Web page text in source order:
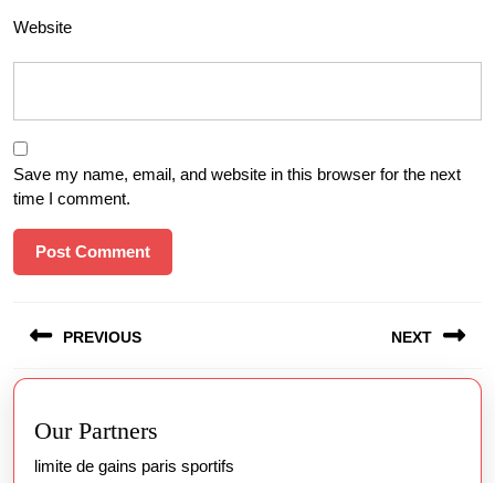
Website
Save my name, email, and website in this browser for the next
time I comment.
navigation
PREVIOUS
Previous
post:
NEXT
Our Partners
limite de gains paris sportifs